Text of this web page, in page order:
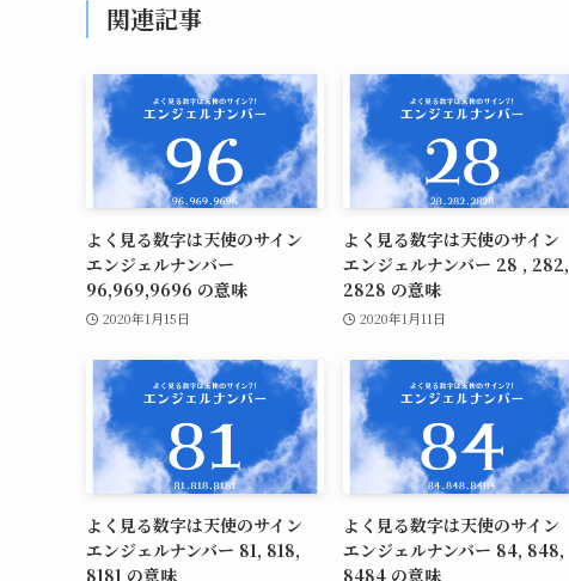
関連記事
よく見る数字は天使のサイン
エンジェルナンバー
96,969,9696 の意味
2020年1月15日
よく見る数字は天使のサイン
エンジェルナンバー 28 , 282,
2828 の意味
2020年1月11日
よく見る数字は天使のサイン
エンジェルナンバー 81, 818,
8181 の意味
よく見る数字は天使のサイン
エンジェルナンバー 84, 848,
8484 の意味